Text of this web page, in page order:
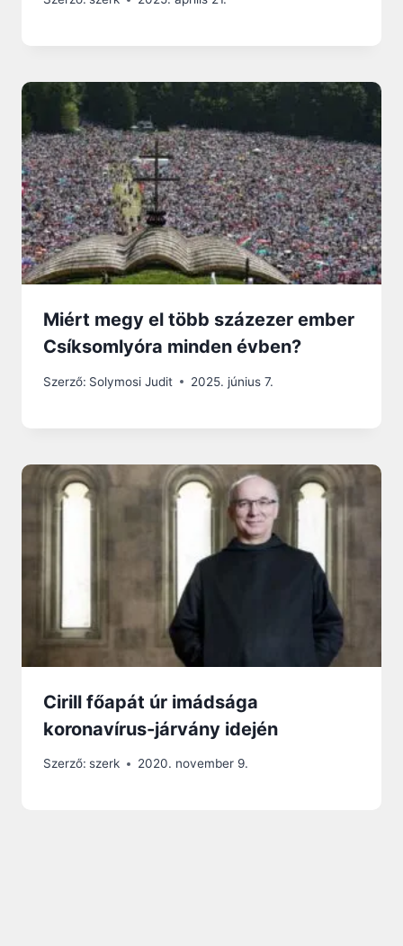
Miért megy el több százezer ember
Csíksomlyóra minden évben?
Szerző: Solymosi Judit 2025. június 7.
Cirill főapát úr imádsága
koronavírus-járvány idején
Szerző: szerk 2020. november 9.